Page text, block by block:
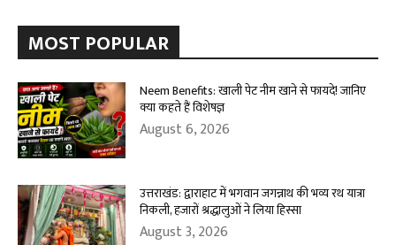
MOST POPULAR
Neem Benefits: खाली पेट नीम खाने से फायदे! जानिए
क्या कहते हैं विशेषज्ञ
August 6, 2026
उत्तराखंड: द्वाराहाट में भगवान जगन्नाथ की भव्य रथ यात्रा
निकली, हजारों श्रद्धालुओं ने लिया हिस्सा
August 3, 2026